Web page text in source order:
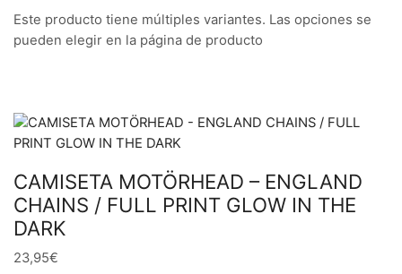
Este producto tiene múltiples variantes. Las opciones se
pueden elegir en la página de producto
CAMISETA MOTÖRHEAD – ENGLAND
CHAINS / FULL PRINT GLOW IN THE
DARK
23,95€